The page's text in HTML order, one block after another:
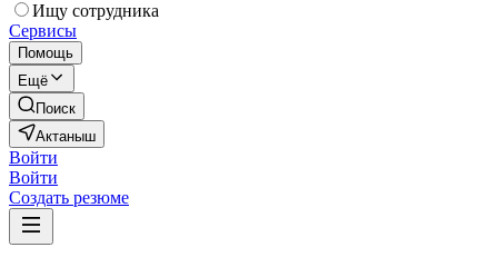
Ищу сотрудника
Сервисы
Помощь
Ещё
Поиск
Актаныш
Войти
Войти
Создать резюме